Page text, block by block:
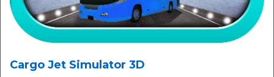
Cargo Jet Simulator 3D